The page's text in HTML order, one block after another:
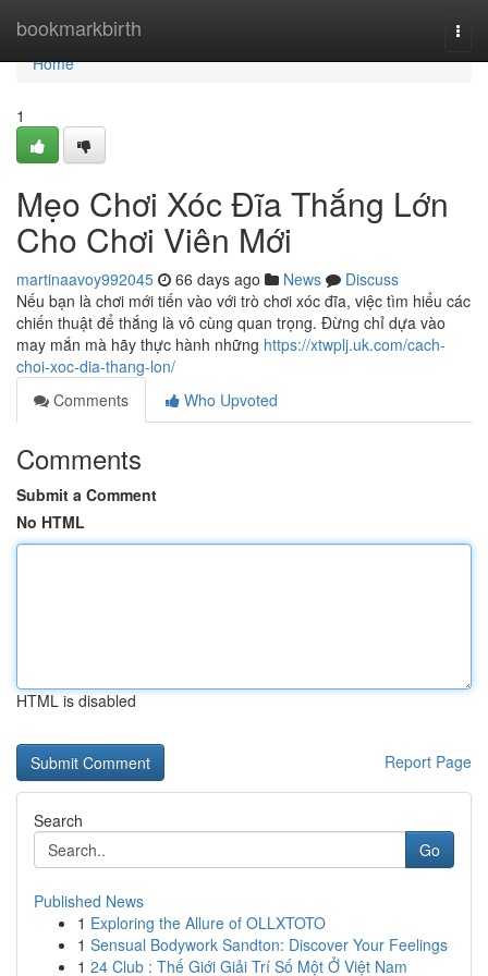
bookmarkbirth
Home
Home
1
Mẹo Chơi Xóc Đĩa Thắng Lớn
Cho Chơi Viên Mới
martinaavoy992045 66 days ago News
Discuss
Nếu bạn là chơi mới tiến vào với trò chơi xóc đĩa, việc tìm hiểu các
chiến thuật để thắng là vô cùng quan trọng. Đừng chỉ dựa vào
may mắn mà hãy thực hành những https://xtwplj.uk.com/cach-
choi-xoc-dia-thang-lon/
Comments
Who Upvoted
Comments
Submit a Comment
No HTML
HTML is disabled
Report Page
Search
Go
Published News
1 Exploring the Allure of OLLXTOTO
1 Sensual Bodywork Sandton: Discover Your Feelings
1 24 Club : Thế Giới Giải Trí Số Một Ở Việt Nam